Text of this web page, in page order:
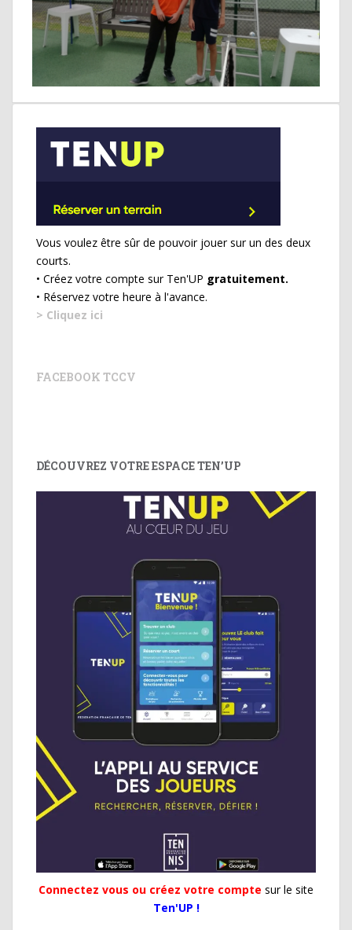
Vous voulez être sûr de pouvoir jouer sur un des deux
courts.
• Créez votre compte sur Ten'UP gratuitement.
• Réservez votre heure à l'avance.
> Cliquez ici
FACEBOOK TCCV
DÉCOUVREZ VOTRE ESPACE TEN’UP
Connectez vous ou créez votre compte sur le site
Ten'UP !